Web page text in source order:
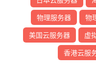
物理服务器 物
美国云服务器 虚
香港云服